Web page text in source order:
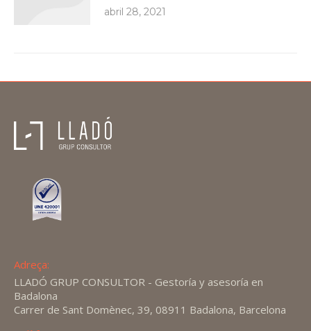
abril 28, 2021
Adreça:
LLADÓ GRUP CONSULTOR - Gestoría y asesoría en
Badalona
Carrer de Sant Domènec, 39, 08911 Badalona, Barcelona